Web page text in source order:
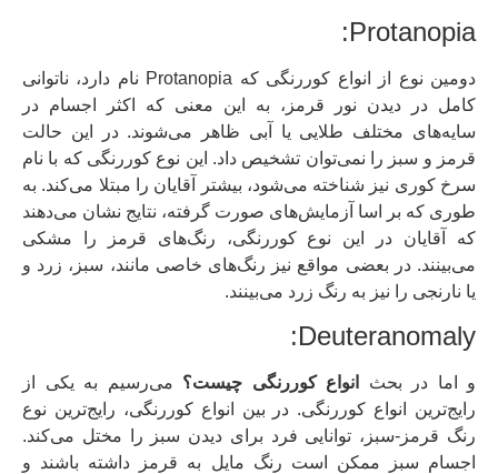
Protanopia:
دومین نوع از انواع کوررنگی که Protanopia نام دارد، ناتوانی
کامل در دیدن نور قرمز، به این معنی که اکثر اجسام در
سایه‌های مختلف طلایی یا آبی ظاهر می‌شوند. در این حالت
قرمز و سبز را نمی‌توان تشخیص داد. این نوع کوررنگی که با نام
سرخ کوری نیز شناخته می‌شود، بیشتر آقایان را مبتلا می‌کند. به
طوری که بر اسا آزمایش‌های صورت گرفته، نتایج نشان می‌دهند
که آقایان در این نوع کوررنگی، رنگ‌های قرمز را مشکی
می‌بینند. در بعضی مواقع نیز رنگ‌های خاصی مانند، سبز، زرد و
یا نارنجی را نیز به رنگ زرد می‌بینند.
Deuteranomaly:
و اما در بحثانواع کوررنگی چیست؟می‌رسیم به یکی از
رایج‌ترین انواع کوررنگی. در بین انواع کوررنگی، رایج‌ترین نوع
رنگ قرمز-سبز، توانایی فرد برای دیدن سبز را مختل می‌کند.
اجسام سبز ممکن است رنگ مایل به قرمز داشته باشند و